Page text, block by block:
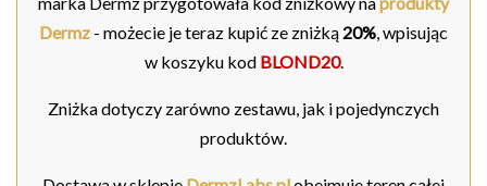
Dermz - możecie je teraz kupić ze zniżką 20%, wpisując
w koszyku kod BLOND20.
Zniżka dotyczy zarówno zestawu, jak i pojedynczych
produktów.